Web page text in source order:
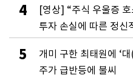
4
[영상] “주식 우울증
투자 손실에 따른 정신
5
개미 구한 최태원에 ‘
주가 급반등에 불씨